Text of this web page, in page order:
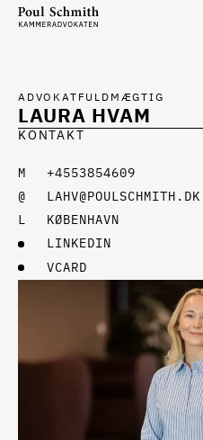
LAURA HVAM
ADVOKATFULDMÆGTIG
KONTAKT
+4553854609
LAHV@POULSCHMITH.DK
KØBENHAVN
LINKEDIN
VCARD